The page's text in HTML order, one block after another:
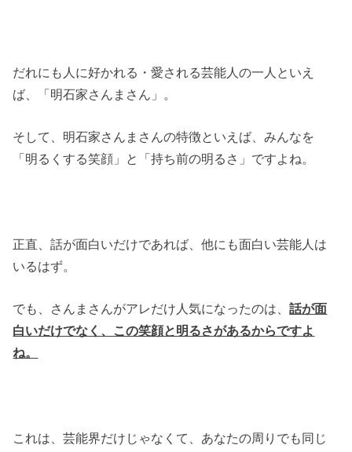
だれにも人に好かれる・愛される芸能人の一人といえ
ば、「明石家さんまさん」。
そして、明石家さんまさんの特徴といえば、みんなを
「明るくする笑顔」と「持ち前の明るさ」ですよね。
正直、話が面白いだけであれば、他にも面白い芸能人は
いるはず。
でも、さんまさんがアレだけ人気になったのは、話が面
白いだけでなく、この笑顔と明るさがあるからですよ
ね。
これは、芸能界だけじゃなくて、あなたの周りでも同じ